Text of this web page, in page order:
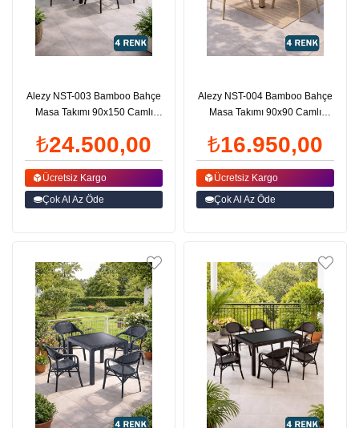
Alezy NST-003 Bamboo Bahçe
Masa Takımı 90x150 Camlı
₺24.500,00
Ücretsiz Kargo
Çok Al Az Öde
Alezy NST-004 Bamboo Bahçe
Masa Takımı 90x90 Camlı
₺16.950,00
Ücretsiz Kargo
Çok Al Az Öde